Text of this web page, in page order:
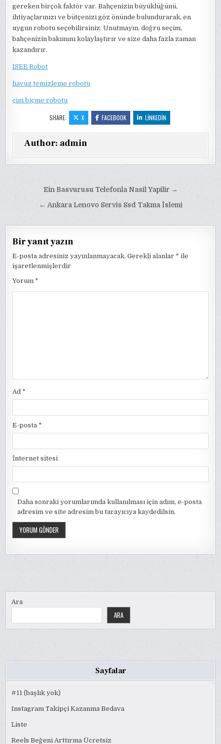
gereken birçok faktör var. Bahçenizin büyüklüğünü,
ihtiyaçlarınızı ve bütçenizi göz önünde bulundurarak, en
uygun robotu seçebilirsiniz. Unutmayın, doğru seçim,
bahçenizin bakımını kolaylaştırır ve size daha fazla zaman
kazandırır.
ISEE Robot
havuz temizleme robotu
çim biçme robotu
SHARE: X FACEBOOK LINKEDIN
Author: admin
gezinmesi
Ein Basvurusu Telefonla Nasil Yapilir →
← Ankara Lenovo Servis Ssd Takma İslemi
Bir yanıt yazın
E-posta adresiniz yayınlanmayacak. Gerekli alanlar * ile
işaretlenmişlerdir
Yorum *
Ad *
E-posta *
İnternet sitesi
Daha sonraki yorumlarımda kullanılması için adım, e-posta
adresim ve site adresim bu tarayıcıya kaydedilsin.
Ara
ARA
Sayfalar
#11 (başlık yok)
Instagram Takipçi Kazanma Bedava
Liste
Reels Beğeni Arttırma Ücretsiz